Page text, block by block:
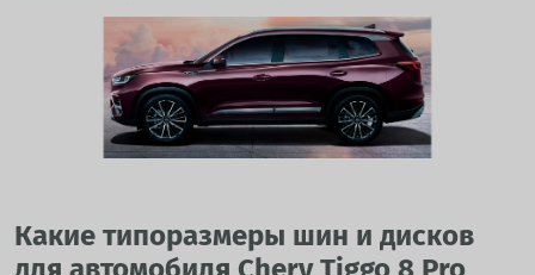
Какие типоразмеры шин и дисков